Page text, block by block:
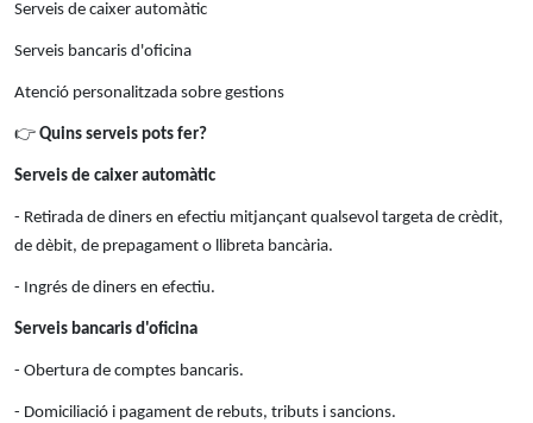
Serveis de caixer automàtic
Serveis bancaris d'oficina
Atenció personalitzada sobre gestions
👉 Quins serveis pots fer?
Serveis de caixer automàtic
- Retirada de diners en efectiu mitjançant qualsevol targeta de crèdit,
de dèbit, de prepagament o llibreta bancària.
- Ingrés de diners en efectiu.
Serveis bancaris d'oficina
- Obertura de comptes bancaris.
- Domiciliació i pagament de rebuts, tributs i sancions.